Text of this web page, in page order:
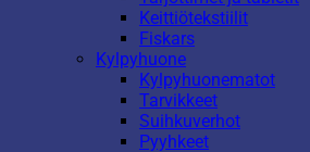
Keittiötekstiilit
Fiskars
Kylpyhuone
Kylpyhuonematot
Tarvikkeet
Suihkuverhot
Pyyhkeet